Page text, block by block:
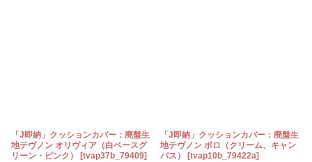
「J即納」クッションカバー：廃盤生
地テヴノン オリヴィア（白ベースグ
リーン・ピンク）
[tvap37b_79409]
「J即納」クッションカバー：廃盤生
地テヴノン ポロ（クリーム、キャン
バス）
[tvap10b_79422a]